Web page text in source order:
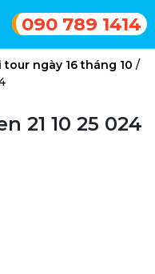
090 789 1414
ngày 16 tháng 10 /
21 10 25 024